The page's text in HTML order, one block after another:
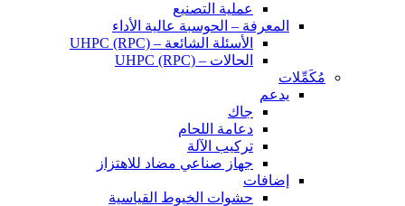
عملية التصنيع
المعرفة – الحوسبة عالية الأداء
الأسئلة الشائعة – UHPC (RPC)
الحالات – UHPC (RPC)
مُكَمِّلات
يدعم
جاك
دعامة اللحام
تركيب الآلة
جهاز صناعي مضاد للاهتزاز
إضافات
حشوات الخيوط القياسية